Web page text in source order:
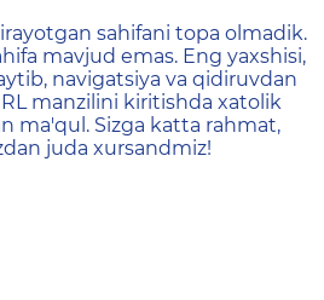
не
sahifani topa olmadik.
mavjud emas. Eng yaxshisi,
navigatsiya va qidiruvdan
manzilini kiritishda xatolik
ma'qul. Sizga katta rahmat,
juda xursandmiz!